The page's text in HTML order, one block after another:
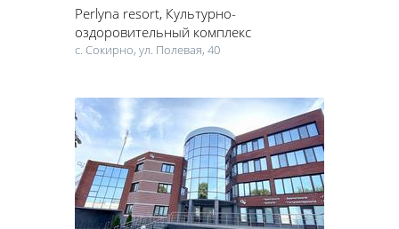
Perlyna resort, Культурно-
оздоровительный комплекс
с. Сокирно, ул. Полевая, 40